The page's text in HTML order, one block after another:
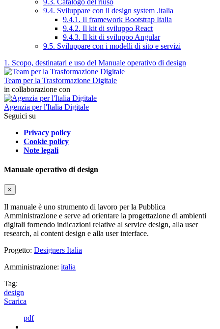
9.4. Sviluppare con il design system .italia
9.4.1. Il framework Bootstrap Italia
9.4.2. Il kit di sviluppo React
9.4.3. Il kit di sviluppo Angular
9.5. Sviluppare con i modelli di sito e servizi
1. Scopo, destinatari e uso del Manuale operativo di design
Team per la Trasformazione Digitale
in collaborazione con
Agenzia per l'Italia Digitale
Seguici su
Privacy policy
Cookie policy
Note legali
Manuale operativo di design
×
Il manuale è uno strumento di lavoro per la Pubblica
Amministrazione e serve ad orientare la progettazione di ambienti
digitali fornendo indicazioni relative al service design, alla user
research, al content design e alla user interface.
Progetto: Designers Italia
Amministrazione: italia
Tag:
design
Scarica
pdf